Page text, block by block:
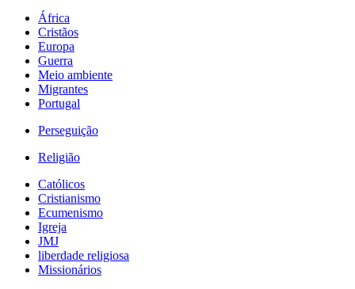
África
Cristãos
Europa
Guerra
Meio ambiente
Migrantes
Portugal
Perseguição
Religião
Católicos
Cristianismo
Ecumenismo
Igreja
JMJ
liberdade religiosa
Missionários